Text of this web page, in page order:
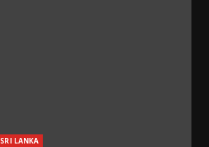
SRI LANKA